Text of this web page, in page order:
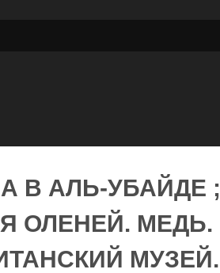
В АЛЬ-УБАЙДЕ ;
ОЛЕНЕЙ. МЕДЬ.
МУЗЕЙ.